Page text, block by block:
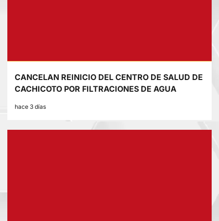
CANCELAN REINICIO DEL CENTRO DE SALUD DE
CACHICOTO POR FILTRACIONES DE AGUA
hace 3 días